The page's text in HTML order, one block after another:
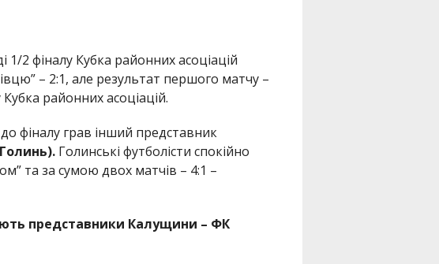
1/2 фіналу Кубка районних асоціацій
– 2:1, але результат першого матчу –
районних асоціацій.
фіналу грав інший представник
Голинські футболісти спокійно
та за сумою двох матчів – 4:1 –
представники Калущини – ФК